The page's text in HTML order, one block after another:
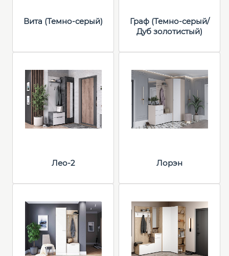
Вита (Темно-серый)
Граф (Темно-серый/
Дуб золотистый)
Лео-2 Лорэн